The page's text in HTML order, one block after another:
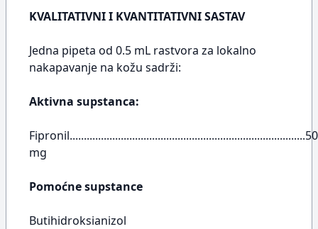
KVALITATIVNI I KVANTITATIVNI SASTAV
Jedna pipeta od 0.5 mL rastvora za lokalno
nakapavanje na kožu sadrži:
Aktivna supstanca:
Fipronil...................................................................................50
mg
Pomoćne supstance
Butihidroksianizol